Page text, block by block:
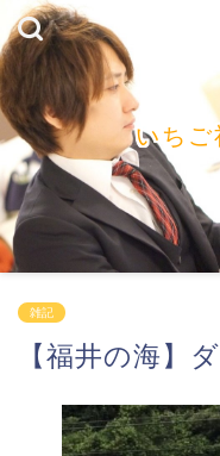
いち
雑記
【福井の海】